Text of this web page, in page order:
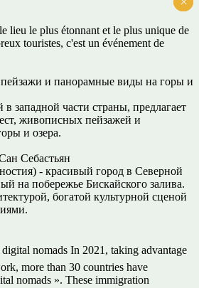
lieu le plus étonnant et le plus unique de
touristes, c'est un événement de
и панорамные виды на горы и
западной части страны, предлагает
живописных пейзажей и
и озера.
Себастьян
- красивый город в Северной
на побережье Бискайского залива.
богатой культурной сценой
nomads In 2021, taking advantage
more than 30 countries have
nomads ». These immigration